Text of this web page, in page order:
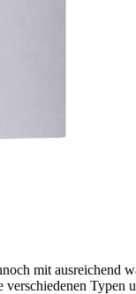
mit ausreichend